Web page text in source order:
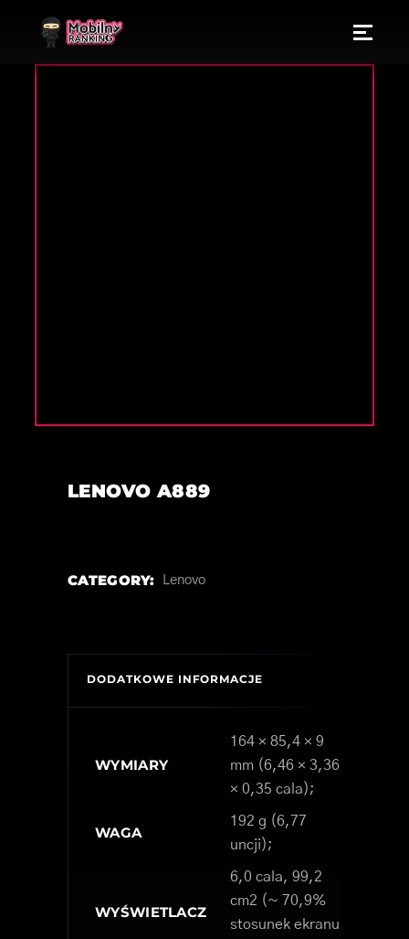
LENOVO A889
CATEGORY: Lenovo
DODATKOWE INFORMACJE
WYMIARY
164 × 85,4 × 9
mm (6,46 × 3,36
× 0,35 cala);
WAGA
192 g (6,77
uncji);
WYŚWIETLACZ
6,0 cala, 99,2
cm2 (~ 70,9%
stosunek ekranu